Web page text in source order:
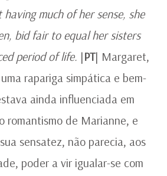
much of her sense, she
bid fair to equal her sisters
period of life. |PT| Margaret,
rapariga simpática e bem-
ainda influenciada em
romantismo de Marianne, e
sensatez, não parecia, aos
poder a vir igualar-se com